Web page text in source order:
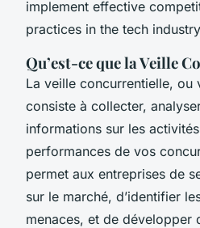
implement effective
practices in the tech
Qu’est-ce que la Veille
La veille concurrentielle, ou
consiste à collecter,
informations sur les
performances de vos
permet aux entreprises de
sur le marché, d’identifier
menaces, et de développer